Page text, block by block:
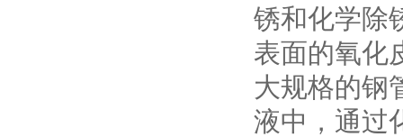
锈和化学除
表面的氧化
大规格的钢
液中，通过